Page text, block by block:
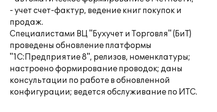
- учет счет-фактур, ведение книг покупок и
продаж.
Специалистами ВЦ "Бухучет и Торговля" (БиТ)
проведены обновление платформы
"1С:Предприятие 8", релизов, номенклатуры;
настроено формирование проводок; даны
консультации по работе в обновленной
конфигурации; ведется обслуживание по ИТС.